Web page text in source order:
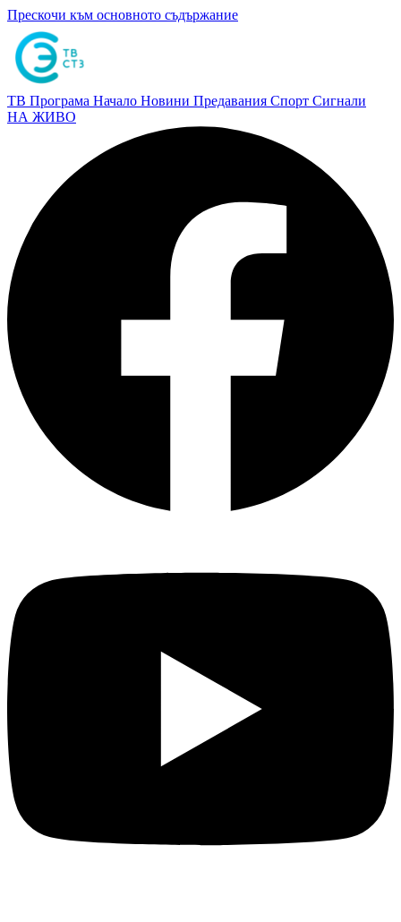
Прескочи към основното съдържание
ТВ Програма Начало Новини Предавания Спорт Сигнали
НА ЖИВО